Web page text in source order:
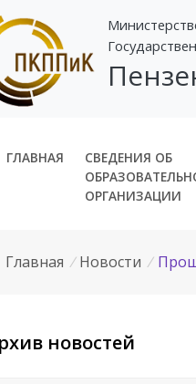
ГЛАВНАЯ
СВЕДЕНИЯ ОБ
ОРГАНИЗАЦИИ
Главная / Новости /
новостей